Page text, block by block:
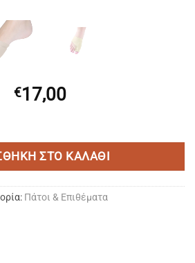
€17,00
Νάρθηκας Προστασία Για Κότσι
ΣΤΟ ΚΑΛΆΘΙ
Πάτοι & Επιθέματα